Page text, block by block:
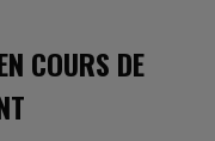
COURS DE